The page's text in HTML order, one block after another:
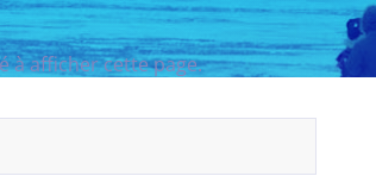
à afficher cette page.